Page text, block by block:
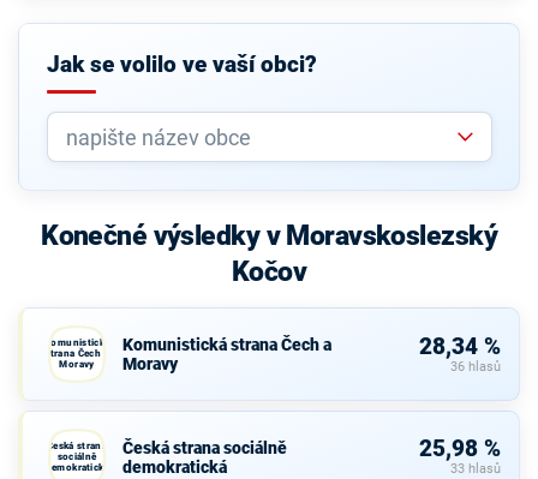
Jak se volilo ve vaší obci?
Konečné výsledky v Moravskoslezský
Kočov
Komunistická
strana Čech a
Moravy
Komunistická strana Čech a
Moravy
28,34 %
36 hlasů
Česká strana
sociálně
demokratická
Česká strana sociálně
demokratická
25,98 %
33 hlasů